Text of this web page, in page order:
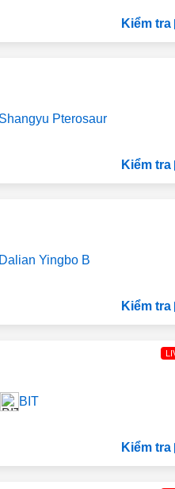
Kiểm tra
Shangyu Pterosaur
Kiểm tra
Dalian Yingbo B
Kiểm tra
BIT
Kiểm tra